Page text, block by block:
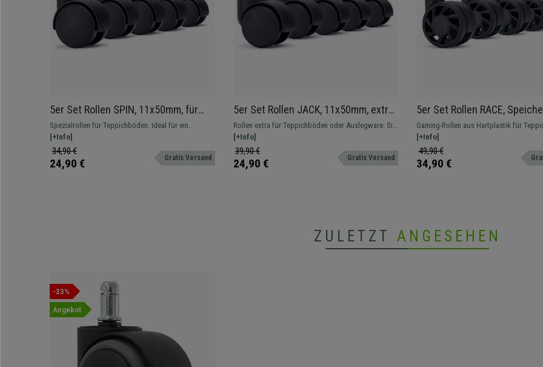
5er Set Rollen SPIN, 11x50mm, für
Teppichböden, Hartplastik, Farbe
Schwarz
Spezialrollen für Teppichböden. Ideal für ein
leichtgängiges und geräuscharmes Rollen!
[+Info]
34,90 €
24,90 € Gratis Versand
5er Set Rollen JACK, 11x50mm, extra
für Teppichböden, Farbe Schwarz
Rollen extra für Teppichböden oder Auslegware. Sie
sorgen für eine leichtgängige und geräuscharme
Bewegung.
[+Info]
39,90 €
24,90 € Gratis Versand
5er Set Rollen RACE,
Design, für Teppichböden,
Farbe Schwarz
Gaming-Rollen aus Hartplastik für
Perfekt, um Ihrem Stuhl eine persönliche
verleihen!
[+Info]
49,90 €
34,90 €
ZULETZT ANGESEHEN
-33%
Angebot